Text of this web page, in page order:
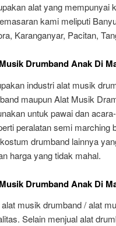
alat yang mempunyai
kami meliputi
Karanganyar, Pacitan,
Drumband Anak Di
industri alat musik
maupun Alat Musik
untuk pawai dan
peralatan semi marching
drumband lainnya
harga yang tidak mahal.
Drumband Anak Di
musik drumband / alat
Selain menjual alat